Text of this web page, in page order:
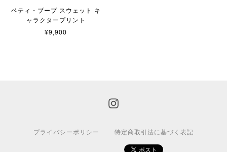
ベティ・ブープ スウェット キ
ャラクタープリント
¥9,900
プライバシーポリシー 特定商取引法に基づく表記